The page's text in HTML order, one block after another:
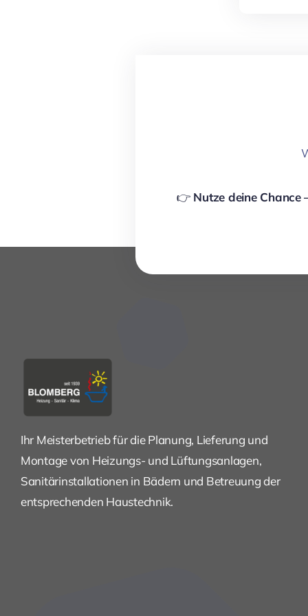
👉 Nutze deine Chance
Ihr Meisterbetrieb für die Planung, Lieferung und
Montage von Heizungs- und Lüftungsanlagen,
Sanitärinstallationen in Bädern und Betreuung der
entsprechenden Haustechnik.